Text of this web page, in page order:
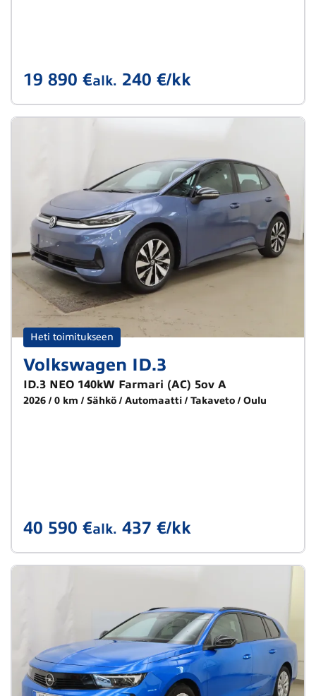
19 890 €alk. 240 €/kk
Heti toimitukseen
Volkswagen ID.3
ID.3 NEO 140kW Farmari (AC) 5ov A
2026 0 km Sähkö Automaatti Takaveto Oulu
40 590 €alk. 437 €/kk